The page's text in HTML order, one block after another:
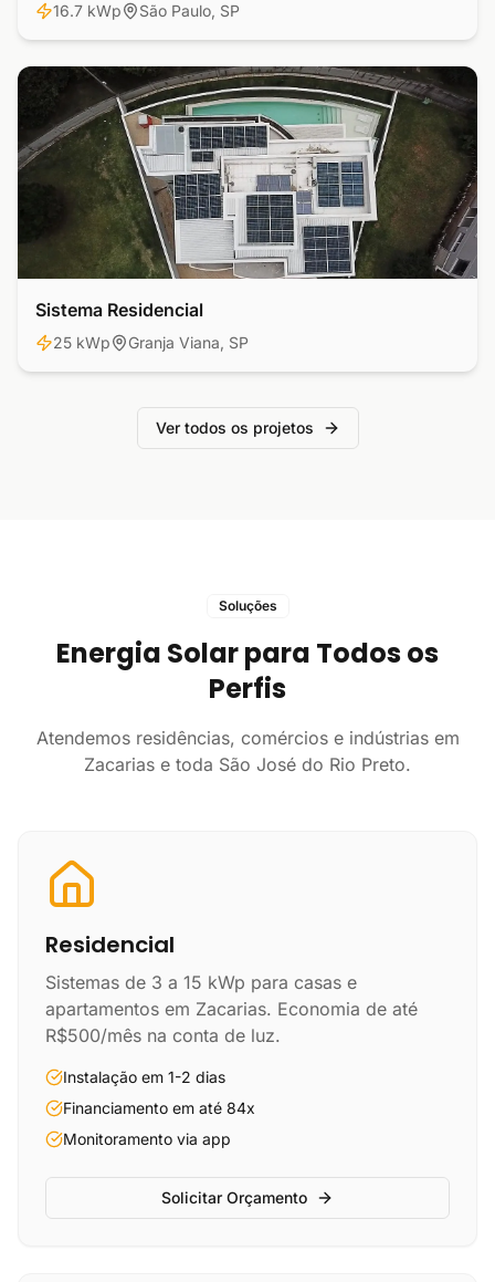
16.7 kWp São Paulo, SP
Residencial
Sistema Residencial
25 kWp Granja Viana, SP
Ver todos os projetos
Soluções
Energia Solar para Todos os
Perfis
Atendemos residências, comércios e indústrias em
Zacarias e toda São José do Rio Preto.
Residencial
Sistemas de 3 a 15 kWp para casas e
apartamentos em Zacarias. Economia de até
R$500/mês na conta de luz.
Instalação em 1-2 dias
Financiamento em até 84x
Monitoramento via app
Solicitar Orçamento